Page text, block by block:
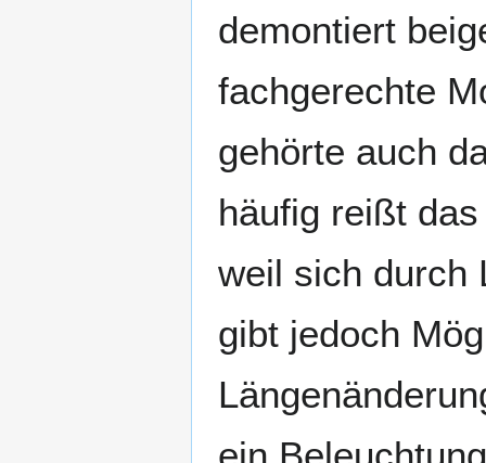
demontiert
fachgerechte
gehörte auch
häufig reißt
weil sich durch
gibt jedoch